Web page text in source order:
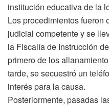
institución educativa de la
Los procedimientos fueron
judicial competente y se
la Fiscalía de Instrucción
primero de los
tarde, se secuestró un
interés para la causa.
Posteriormente, pasadas